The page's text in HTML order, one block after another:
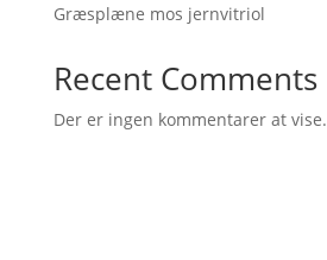
Græsplæne mos jernvitriol
Recent Comments
Der er ingen kommentarer at vise.